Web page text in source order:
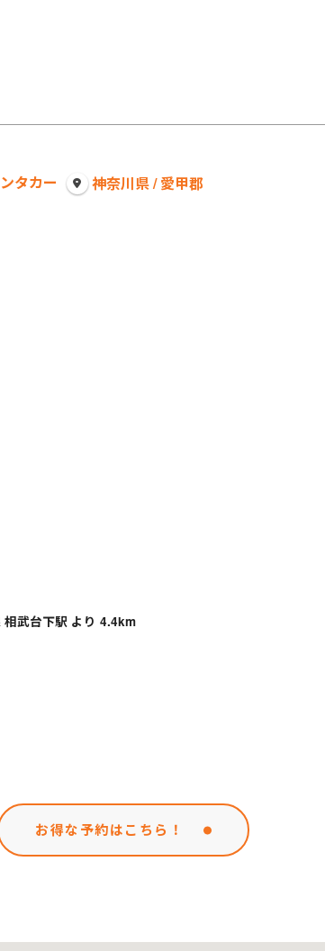
タカー 神奈川県 / 愛甲郡
武台下駅 より 4.4km
お得な予約はこちら！